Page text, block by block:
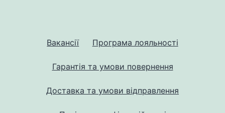
Вакансії Програма лояльності
Гарантія та умови повернення
Доставка та умови відправлення